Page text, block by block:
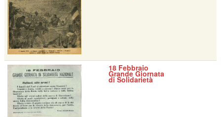
18 Febbraio
Grande Giornata
di Solidarietà